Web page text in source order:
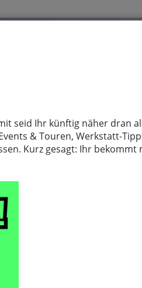
seid Ihr künftig näher dran
& Touren, Werkstatt-
Kurz gesagt: Ihr bekommt